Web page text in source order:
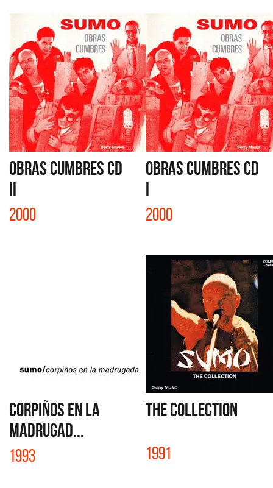
OBRAS CUMBRES CD
II
2000
OBRAS CUMBRES CD
I
2000
CORPIÑOS EN LA
MADRUGAD...
1993
THE COLLECTION
1991